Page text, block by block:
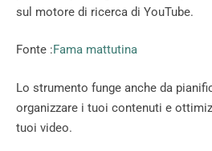
sul motore di ricerca di YouTube.
Fonte :Fama mattutina
Lo strumento funge anche da
organizzare i tuoi contenuti e
tuoi video.